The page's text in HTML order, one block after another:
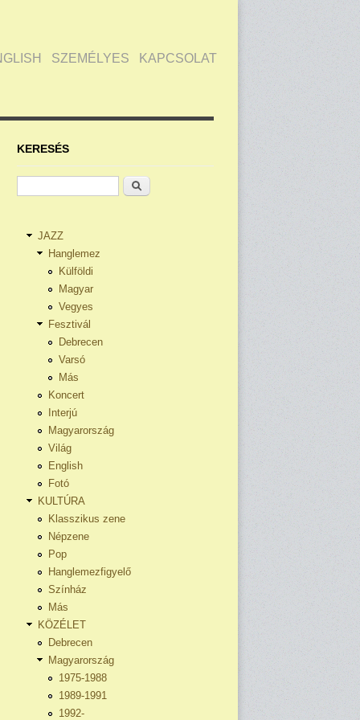
SZEMÉLYES KAPCSOLAT
KERESÉS
Keresés
JAZZ
Hanglemez
Külföldi
Magyar
Vegyes
Fesztivál
Debrecen
Varsó
Más
Koncert
Interjú
Magyarország
Világ
English
Fotó
KULTÚRA
Klasszikus zene
Népzene
Pop
Hanglemezfigyelő
Színház
Más
KÖZÉLET
Debrecen
Magyarország
1975-1988
1989-1991
1992-